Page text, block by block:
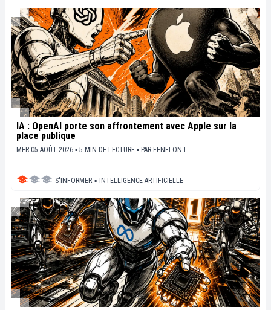
IA : OpenAI porte son affrontement avec Apple sur la
place publique
MER 05 AOÛT 2026 ▪ 5 MIN DE LECTURE ▪ PAR FENELON L.
S'INFORMER ▪ INTELLIGENCE ARTIFICIELLE